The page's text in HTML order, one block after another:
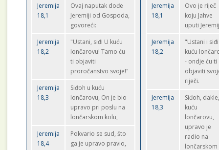
Jeremija
18,1
Ovaj naputak dođe
Jeremiji od Gospoda,
govoreći:
Jeremija
18,2
"Ustani, siđi U kuću
lončarovu! Tamo ću
ti objaviti
proročanstvo svoje!"
Jeremija
18,3
Siđoh u kuću
lončarovu, On je bio
upravo pri poslu na
lončarskom kolu,
Jeremija
18,4
Pokvario se sud, što
ga je upravo pravio,
Jeremija
18,1
Ovo je riječ
koju Jahve
uputi
Jeremija
18,2
"Ustani i
kuću
- ondje ću ti
objaviti
riječi.
Jeremija
18,3
Siđoh,
kuću
lončarovu,
upravo je
radio na
lončarskom